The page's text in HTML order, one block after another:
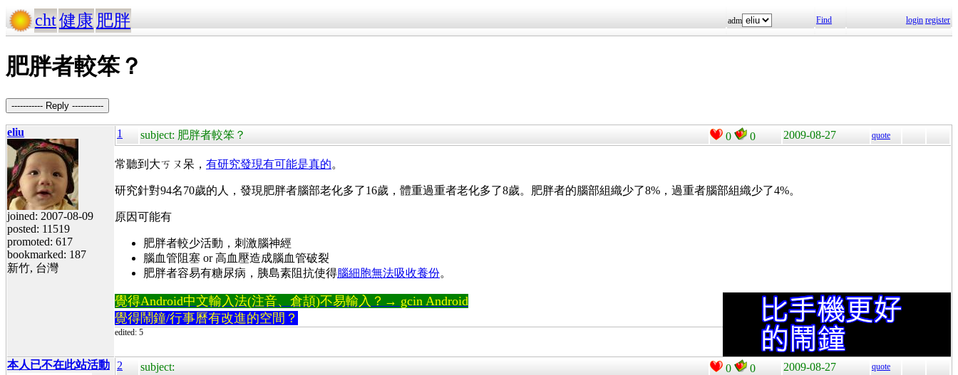
cht健康 肥胖 adm Find login register
肥胖者較笨？
----------- Reply -----------
eliu
joined: 2007-08-09
posted: 11519
promoted: 617
bookmarked: 187
新竹, 台灣
1 subject: 肥胖者較笨？ 0 0 2009-08-27 quote
常聽到大ㄎㄡ呆， 有研究發現有可能是真的。
研究針對94名70歲的人，發現肥胖者腦部老化多了16歲，體重過重者老化多了8歲。肥胖者的腦部組織少了8%，過重者腦部組織少了4%。
原因可能有
肥胖者較少活動，刺激腦神經
腦血管阻塞 or 高血壓造成腦血管破裂
肥胖者容易有糖尿病，胰島素阻抗使得腦細胞無法吸收養份。
覺得Android中文輸入法(注音、倉頡)不易輸入？→ gcin Android
覺得鬧鐘/行事曆有改進的空間？
edited: 5
本人已不在此站活動 2 subject: 0 0 2009-08-27 quote